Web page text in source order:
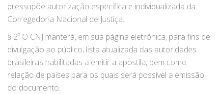
pressupõe autorização específica e individualizada da
Corregedoria Nacional de Justiça.
§ 2º O CNJ manterá, em sua página eletrônica, para fins de
divulgação ao público, lista atualizada das autoridades
brasileiras habilitadas a emitir a apostila, bem como
relação de países para os quais será possível a emissão
do documento.